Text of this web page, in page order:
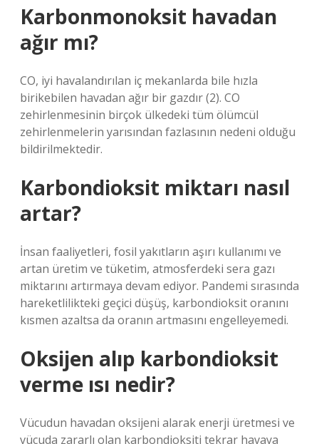
Karbonmonoksit havadan
ağır mı?
CO, iyi havalandırılan iç mekanlarda bile hızla
birikebilen havadan ağır bir gazdır (2). CO
zehirlenmesinin birçok ülkedeki tüm ölümcül
zehirlenmelerin yarısından fazlasının nedeni olduğu
bildirilmektedir.
Karbondioksit miktarı nasıl
artar?
İnsan faaliyetleri, fosil yakıtların aşırı kullanımı ve
artan üretim ve tüketim, atmosferdeki sera gazı
miktarını artırmaya devam ediyor. Pandemi sırasında
hareketlilikteki geçici düşüş, karbondioksit oranını
kısmen azaltsa da oranın artmasını engelleyemedi.
Oksijen alıp karbondioksit
verme ısı nedir?
Vücudun havadan oksijeni alarak enerji üretmesi ve
vücuda zararlı olan karbondioksiti tekrar havaya